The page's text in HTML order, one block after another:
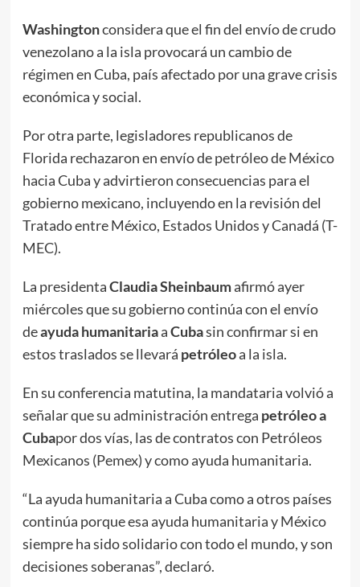
Washingtonconsidera que el fin del envío de crudo
venezolano a la isla provocará un cambio de
régimen en Cuba, país afectado por una grave crisis
económica y social.
Por otra parte, legisladores republicanos de
Florida rechazaron en envío de petróleo de México
hacia Cuba y advirtieron consecuencias para el
gobierno mexicano, incluyendo en la revisión del
Tratado entre México, Estados Unidos y Canadá (T-
MEC).
La presidentaClaudia Sheinbaumafirmó ayer
miércoles que su gobierno continúa con el envío
deayuda humanitariaaCubasin confirmar si en
estos traslados se llevará petróleoa la isla.
En su conferencia matutina, la mandataria volvió a
señalar que su administración entrega petróleo a
Cubapor dos vías, las de contratos con Petróleos
Mexicanos (Pemex) y como ayuda humanitaria.
“La ayuda humanitaria a Cuba como a otros países
continúa porque esa ayuda humanitaria y México
siempre ha sido solidario con todo el mundo, y son
decisiones soberanas”, declaró.